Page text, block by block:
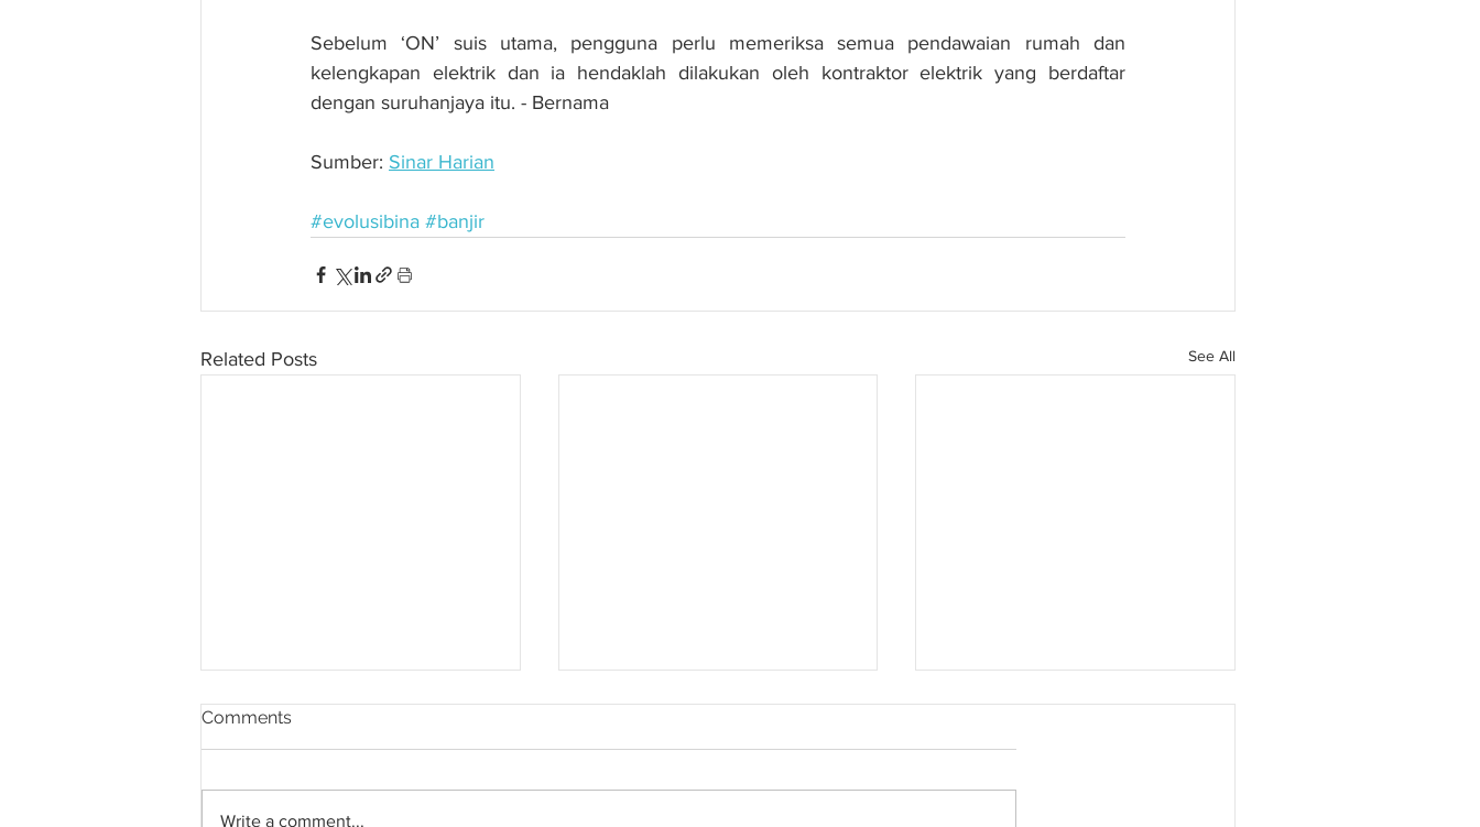
Sebelum ‘ON’ suis utama, pengguna perlu memeriksa semua pendawaian rumah dan
kelengkapan elektrik dan ia hendaklah dilakukan oleh kontraktor elektrik yang berdaftar
dengan suruhanjaya itu. - Bernama
Sumber: Sinar Harian
#evolusibina #banjir
Related Posts See All
Comments
Write a comment...